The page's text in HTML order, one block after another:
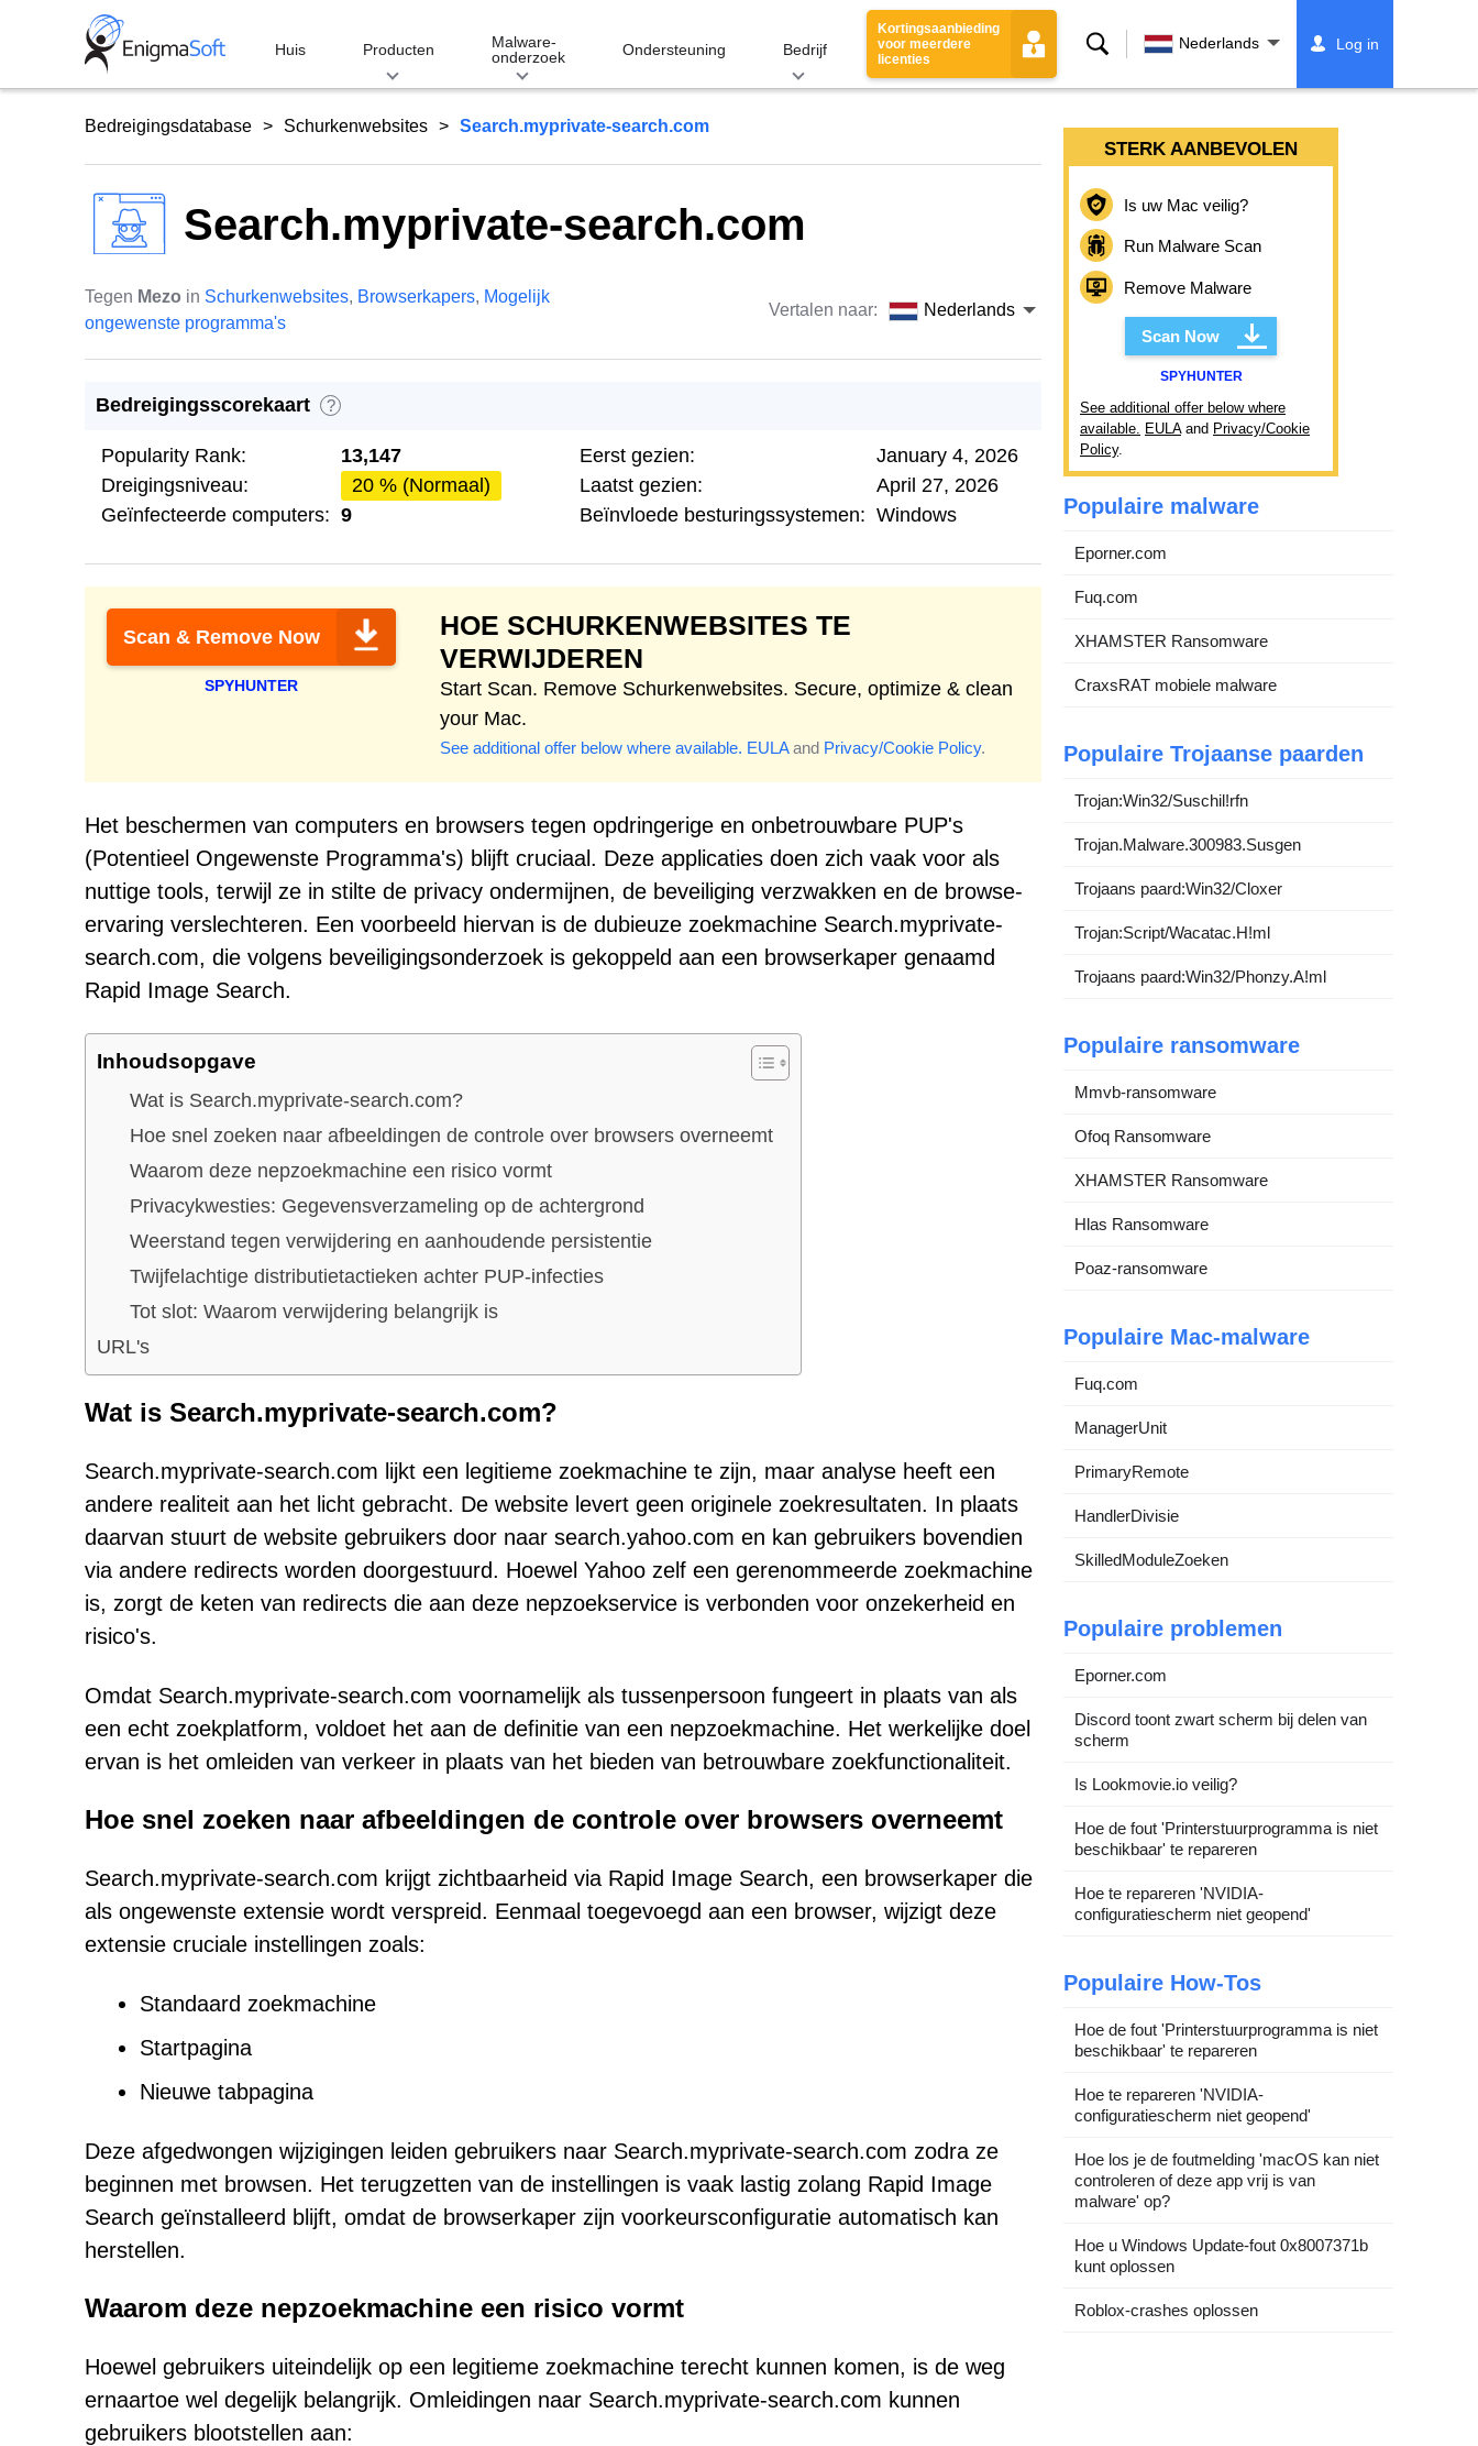
Huis Producten
Malware-
onderzoek
Ondersteuning Bedrijf
Kortingsaanbieding
voor meerdere
licenties
Zoeken Nederlands Log in
Bedreigingsdatabase Schurkenwebsites Search.myprivate-search.com
Search.myprivate-search.com
Tegen Mezo in Schurkenwebsites, Browserkapers, Mogelijk
ongewenste programma's
Vertalen naar: Nederlands
Bedreigingsscorekaart ?
Popularity Rank:
13,147
Dreigingsniveau:
20 % (Normaal)
Geïnfecteerde computers: 9
Eerst gezien:
January 4, 2026
Laatst gezien:
April 27, 2026
Beïnvloede besturingssystemen: Windows
Scan & Remove Now
SPYHUNTER
HOE SCHURKENWEBSITES TE
VERWIJDEREN
Start Scan. Remove Schurkenwebsites. Secure, optimize & clean
your Mac.
See additional offer below where available. EULAand Privacy/Cookie Policy.
Het beschermen van computers en browsers tegen opdringerige en onbetrouwbare PUP's
(Potentieel Ongewenste Programma's) blijft cruciaal. Deze applicaties doen zich vaak voor als
nuttige tools, terwijl ze in stilte de privacy ondermijnen, de beveiliging verzwakken en de browse-
ervaring verslechteren. Een voorbeeld hiervan is de dubieuze zoekmachine Search.myprivate-
search.com, die volgens beveiligingsonderzoek is gekoppeld aan een browserkaper genaamd
Rapid Image Search.
Inhoudsopgave
Wat is Search.myprivate-search.com?
Hoe snel zoeken naar afbeeldingen de controle over browsers overneemt
Waarom deze nepzoekmachine een risico vormt
Privacykwesties: Gegevensverzameling op de achtergrond
Weerstand tegen verwijdering en aanhoudende persistentie
Twijfelachtige distributietactieken achter PUP-infecties
Tot slot: Waarom verwijdering belangrijk is
URL's
Wat is Search.myprivate-search.com?
Search.myprivate-search.com lijkt een legitieme zoekmachine te zijn, maar analyse heeft een
andere realiteit aan het licht gebracht. De website levert geen originele zoekresultaten. In plaats
daarvan stuurt de website gebruikers door naar search.yahoo.com en kan gebruikers bovendien
via andere redirects worden doorgestuurd. Hoewel Yahoo zelf een gerenommeerde zoekmachine
is, zorgt de keten van redirects die aan deze nepzoekservice is verbonden voor onzekerheid en
risico's.
Omdat Search.myprivate-search.com voornamelijk als tussenpersoon fungeert in plaats van als
een echt zoekplatform, voldoet het aan de definitie van een nepzoekmachine. Het werkelijke doel
ervan is het omleiden van verkeer in plaats van het bieden van betrouwbare zoekfunctionaliteit.
Hoe snel zoeken naar afbeeldingen de controle over browsers overneemt
Search.myprivate-search.com krijgt zichtbaarheid via Rapid Image Search, een browserkaper die
als ongewenste extensie wordt verspreid. Eenmaal toegevoegd aan een browser, wijzigt deze
extensie cruciale instellingen zoals:
Standaard zoekmachine
Startpagina
Nieuwe tabpagina
Deze afgedwongen wijzigingen leiden gebruikers naar Search.myprivate-search.com zodra ze
beginnen met browsen. Het terugzetten van de instellingen is vaak lastig zolang Rapid Image
Search geïnstalleerd blijft, omdat de browserkaper zijn voorkeursconfiguratie automatisch kan
herstellen.
Waarom deze nepzoekmachine een risico vormt
Hoewel gebruikers uiteindelijk op een legitieme zoekmachine terecht kunnen komen, is de weg
ernaartoe wel degelijk belangrijk. Omleidingen naar Search.myprivate-search.com kunnen
gebruikers blootstellen aan:
STERK AANBEVOLEN
Is uw Mac veilig?
Run Malware Scan
Remove Malware
Scan Now
SPYHUNTER
See additional offer below where
available. EULAand Privacy/Cookie
Policy.
Populaire malware
Eporner.com
Fuq.com
XHAMSTER Ransomware
CraxsRAT mobiele malware
Populaire Trojaanse paarden
Trojan:Win32/Suschil!rfn
Trojan.Malware.300983.Susgen
Trojaans paard:Win32/Cloxer
Trojan:Script/Wacatac.H!ml
Trojaans paard:Win32/Phonzy.A!ml
Populaire ransomware
Mmvb-ransomware
Ofoq Ransomware
XHAMSTER Ransomware
Hlas Ransomware
Poaz-ransomware
Populaire Mac-malware
Fuq.com
ManagerUnit
PrimaryRemote
HandlerDivisie
SkilledModuleZoeken
Populaire problemen
Eporner.com
Discord toont zwart scherm bij delen van
scherm
Is Lookmovie.io veilig?
Hoe de fout 'Printerstuurprogramma is niet
beschikbaar' te repareren
Hoe te repareren 'NVIDIA-
configuratiescherm niet geopend'
Populaire How-Tos
Hoe de fout 'Printerstuurprogramma is niet
beschikbaar' te repareren
Hoe te repareren 'NVIDIA-
configuratiescherm niet geopend'
Hoe los je de foutmelding 'macOS kan niet
controleren of deze app vrij is van
malware' op?
Hoe u Windows Update-fout 0x8007371b
kunt oplossen
Roblox-crashes oplossen